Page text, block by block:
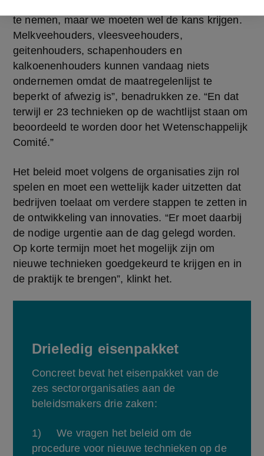
te nemen, maar we moeten wel de kans krijgen.
Melkveehouders, vleesveehouders,
geitenhouders, schapenhouders en
kalkoenenhouders kunnen vandaag niets
ondernemen omdat de maatregelenlijst te
beperkt of afwezig is”, benadrukken ze. “En dat
terwijl er 23 technieken op de wachtlijst staan om
beoordeeld te worden door het Wetenschappelijk
Comité.”
Het beleid moet volgens de organisaties zijn rol
spelen en moet een wettelijk kader uitzetten dat
bedrijven toelaat om verdere stappen te zetten in
de ontwikkeling van innovaties. “Er moet daarbij
de nodige urgentie aan de dag gelegd worden.
Op korte termijn moet het mogelijk zijn om
nieuwe technieken goedgekeurd te krijgen en in
de praktijk te brengen”, klinkt het.
Drieledig eisenpakket
Concreet bevat het eisenpakket van de
zes sectororganisaties aan de
beleidsmakers drie zaken:
1)     We vragen het beleid om de
procedure voor nieuwe technieken op de